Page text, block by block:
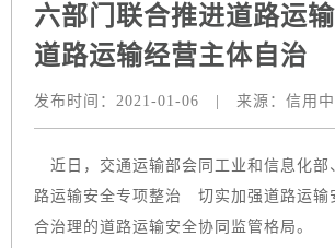
六部门联合推进道路运
道路运输经营主体自治
发布时间： 2021-01-06 来源： 信用中
近日，交通运输部会同工业和信息化部
路运输安全专项整治 切实加强道路运输
合治理的道路运输安全协同监管格局。